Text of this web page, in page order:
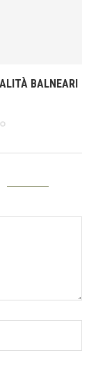
BALNEARI